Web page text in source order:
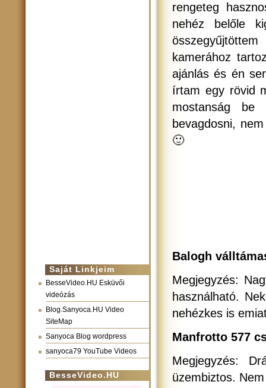
Saját Linkjeim
BesseVideo.HU Esküvői
videózás
Blog.Sanyoca.HU Video
SiteMap
Sanyoca Blog wordpress
sanyoca79 YouTube Videos
BesseVideo.HU
rengeteg
nehéz belőle
kamerához
ajánlás és én
írtam egy rövid
mostanság be
bevagdosni,
🙂
Balogh
Megjegyzés:
használható.
nehézkes is
Manfrotto 577
Megjegyzés:
üzembiztos.